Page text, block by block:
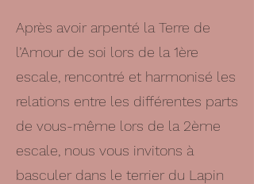
Après avoir arpenté la Terre de
l’Amour de soi lors de la 1ère
escale, rencontré et harmonisé les
relations entre les différentes parts
de vous-même lors de la 2ème
escale, nous vous invitons à
basculer dans le terrier du Lapin